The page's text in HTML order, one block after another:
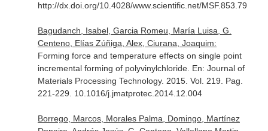
http://dx.doi.org/10.4028/www.scientific.net/MSF.853.79
Bagudanch, Isabel, Garcia Romeu, María Luisa, G.
Centeno, Elías Zúñiga, Alex, Ciurana, Joaquim:
Forming force and temperature effects on single point
incremental forming of polyvinylchloride. En: Journal of
Materials Processing Technology. 2015. Vol. 219. Pag.
221-229. 10.1016/j.jmatprotec.2014.12.004
Borrego, Marcos, Morales Palma, Domingo, Martínez